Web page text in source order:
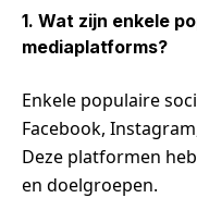
1. Wat zijn enkele
mediaplatforms?
Enkele populaire
Facebook,
Deze platformen
en doelgroepen.